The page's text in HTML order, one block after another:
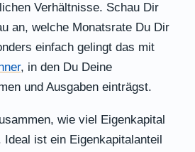
Verhältnisse. Schau Dir
an, welche Monatsrate Du Dir
einfach gelingt das mit
, in den Du Deine
und Ausgaben einträgst.
wie viel Eigenkapital
Ideal ist ein Eigenkapitalanteil